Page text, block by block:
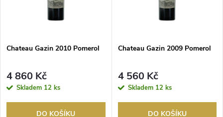
p
r
o
s
p
r
Chateau Gazin 2010 Pomerol
4 860 Kč
Skladem 12 ks
DO KOŠÍKU
Chateau Gazin 2009 Pomerol
4 560 Kč
Skladem 12 ks
DO KOŠÍKU